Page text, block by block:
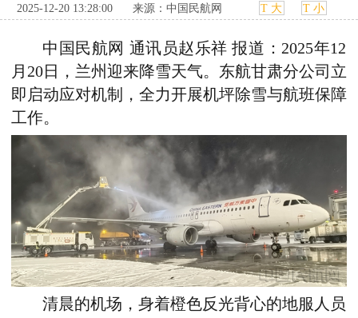
航图 智库 专题 舆情
2025-12-20 13:28:00 来源：中国民航网 T 大 T 小
中国民航网 通讯员赵乐祥 报道：2025年12
月20日，兰州迎来降雪天气。东航甘肃分公司立
即启动应对机制，全力开展机坪除雪与航班保障
工作。
清晨的机场，身着橙色反光背心的地服人员